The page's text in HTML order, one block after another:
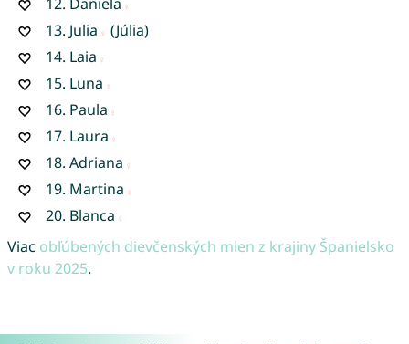
13. Julia
(Júlia)
14. Laia
15. Luna
16. Paula
17. Laura
18. Adriana
19. Martina
20. Blanca
Viac obľúbených dievčenských mien z krajiny Španielsko
v roku 2025.